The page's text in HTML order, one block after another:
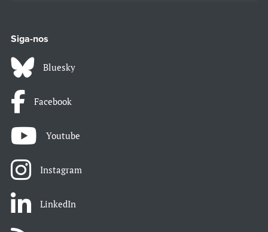
Siga-nos
Bluesky
Facebook
Youtube
Instagram
LinkedIn